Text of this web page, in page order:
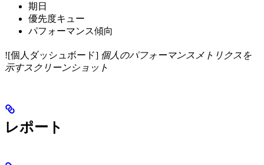
期日
優先度キュー
パフォーマンス傾向
![個人ダッシュボード] 個人のパフォーマンスメトリクスを
示すスクリーンショット
レポート